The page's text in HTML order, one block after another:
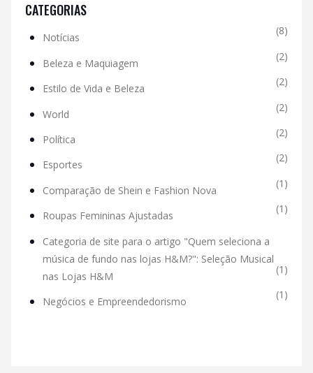
CATEGORIAS
Notícias
(8)
Beleza e Maquiagem
(2)
Estilo de Vida e Beleza
(2)
World
(2)
Política
(2)
Esportes
(2)
Comparação de Shein e Fashion Nova
(1)
Roupas Femininas Ajustadas
(1)
Categoria de site para o artigo "Quem seleciona a
música de fundo nas lojas H&M?": Seleção Musical
nas Lojas H&M
(1)
Negócios e Empreendedorismo
(1)